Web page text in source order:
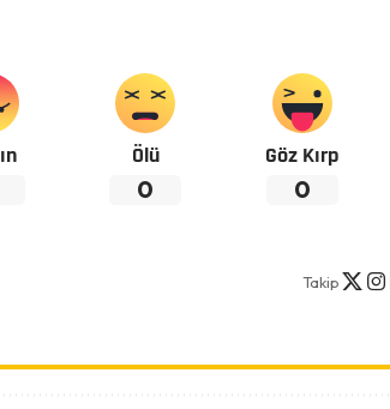
Ölü
0
Göz Kırp
0
Takip